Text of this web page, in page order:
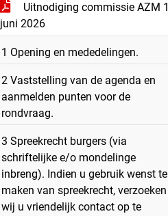
Uitnodiging commissie AZM 1
juni 2026
1 Opening en mededelingen.
2 Vaststelling van de agenda en
aanmelden punten voor de
rondvraag.
3 Spreekrecht burgers (via
schriftelijke e/o mondelinge
inbreng). Indien u gebruik wenst te
maken van spreekrecht, verzoeken
wij u vriendelijk contact op te